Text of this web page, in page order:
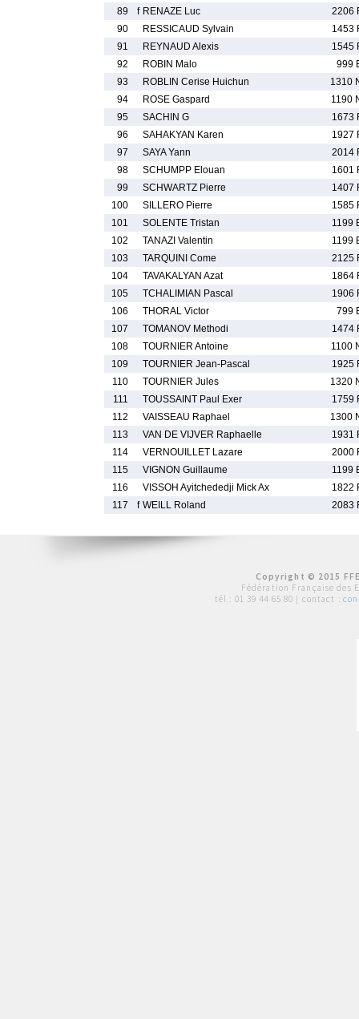
89
f RENAZE Luc
2206
90
RESSICAUD Sylvain
1453
91
REYNAUD Alexis
1545
92
ROBIN Malo
999
93
ROBLIN Cerise Huichun
1310
94
ROSE Gaspard
1190
95
SACHIN G
1673
96
SAHAKYAN Karen
1927
97
SAYA Yann
2014
98
SCHUMPP Elouan
1601
99
SCHWARTZ Pierre
1407
100
SILLERO Pierre
1585
101
SOLENTE Tristan
1199
102
TANAZI Valentin
1199
103
TARQUINI Come
2125
104
TAVAKALYAN Azat
1864
105
TCHALIMIAN Pascal
1906
106
THORAL Victor
799
107
TOMANOV Methodi
1474
108
TOURNIER Antoine
1100
109
TOURNIER Jean-Pascal
1925
110
TOURNIER Jules
1320
111
TOUSSAINT Paul Exer
1759
112
VAISSEAU Raphael
1300
113
VAN DE VIJVER Raphaelle
1931
114
VERNOUILLET Lazare
2000
115
VIGNON Guillaume
1199
116
VISSOH Ayitchededji Mick Ax
1822
117
f WEILL Roland 2083
Copyright © 2015
Fédération Française des
tél : 01 39 44 65 80 | contact :